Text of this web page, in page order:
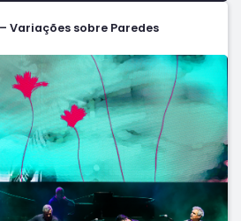
Variações sobre Paredes